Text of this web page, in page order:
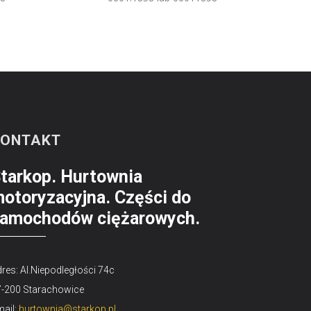
Hurtownia
Części do
ciężarowych.
Al.Niepodległości 74c
200 Starachowice
hurtownia@starkop.pl